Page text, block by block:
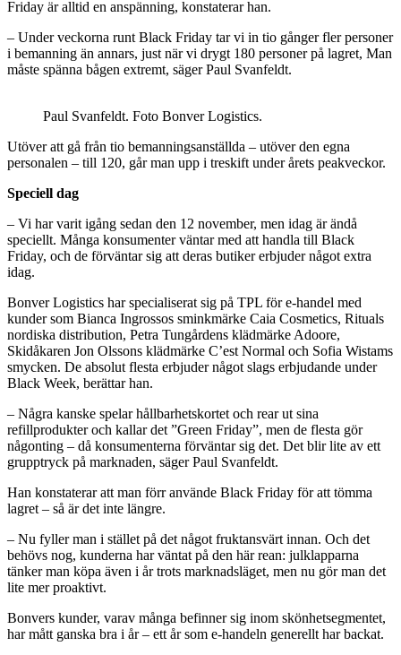
Friday är alltid en anspänning, konstaterar han.
– Under veckorna runt Black Friday tar vi in tio gånger fler personer
i bemanning än annars, just när vi drygt 180 personer på lagret, Man
måste spänna bågen extremt, säger Paul Svanfeldt.
Paul Svanfeldt. Foto Bonver Logistics.
Utöver att gå från tio bemanningsanställda – utöver den egna
personalen – till 120, går man upp i treskift under årets peakveckor.
Speciell dag
– Vi har varit igång sedan den 12 november, men idag är ändå
speciellt. Många konsumenter väntar med att handla till Black
Friday, och de förväntar sig att deras butiker erbjuder något extra
idag.
Bonver Logistics har specialiserat sig på TPL för e-handel med
kunder som Bianca Ingrossos sminkmärke Caia Cosmetics, Rituals
nordiska distribution, Petra Tungårdens klädmärke Adoore,
Skidåkaren Jon Olssons klädmärke C’est Normal och Sofia Wistams
smycken. De absolut flesta erbjuder något slags erbjudande under
Black Week, berättar han.
– Några kanske spelar hållbarhetskortet och rear ut sina
refillprodukter och kallar det ”Green Friday”, men de flesta gör
någonting – då konsumenterna förväntar sig det. Det blir lite av ett
grupptryck på marknaden, säger Paul Svanfeldt.
Han konstaterar att man förr använde Black Friday för att tömma
lagret – så är det inte längre.
– Nu fyller man i stället på det något fruktansvärt innan. Och det
behövs nog, kunderna har väntat på den här rean: julklapparna
tänker man köpa även i år trots marknadsläget, men nu gör man det
lite mer proaktivt.
Bonvers kunder, varav många befinner sig inom skönhetsegmentet,
har mått ganska bra i år – ett år som e-handeln generellt har backat.